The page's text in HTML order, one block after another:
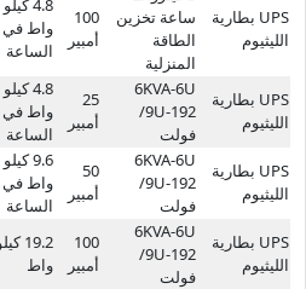
UPS بطارية
الليثيوم
ساعة تخزين
الطاقة
المنزلية
100
أمبير
4.8 كيلو
واط في
الساعة
UPS بطارية
الليثيوم
6KVA-6U
/9U-192
فولت
25
أمبير
4.8 كيلو
واط في
الساعة
UPS بطارية
الليثيوم
6KVA-6U
/9U-192
فولت
50
أمبير
9.6 كيلو
واط في
الساعة
UPS بطارية
الليثيوم
6KVA-6U
/9U-192
فولت
100
أمبير
19.2
واط